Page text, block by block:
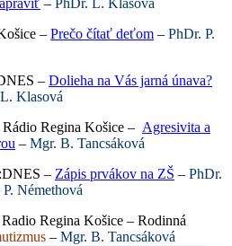
– PhDr. L. Klasová
– Prečo čítať deťom – PhDr. P.
– Dolieha na Vás jarná únava?
Klasová
Regina Košice – Agresivita a
– Mgr. B. Tancsáková
– Zápis prvákov na ZŠ – PhDr.
Némethová
Regina Košice – Rodinná
– Mgr. B. Tancsáková